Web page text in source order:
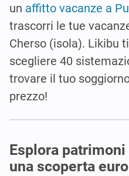
un affitto vacanze a
trascorri le tue
Cherso (isola). Likibu
scegliere 40
trovare il tuo
prezzo!
Esplora
una scoperta